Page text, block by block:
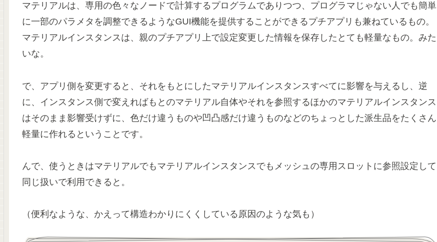
マテリアルは、専用の色々なノードで計算するプログラムでありつつ、プログラマじゃない人でも簡単
に一部のパラメタを調整できるようなGUI機能を提供することができるプチアプリも兼ねているもの。
マテリアルインスタンスは、親のプチアプリ上で設定変更した情報を保存したとても軽量なもの。みた
いな。
で、アプリ側を変更すると、それをもとにしたマテリアルインスタンスすべてに影響を与えるし、逆
に、インスタンス側で変えればもとのマテリアル自体やそれを参照するほかのマテリアルインスタンス
はそのまま影響受けずに、色だけ違うものや凹凸感だけ違うものなどのちょっとした派生品をたくさん
軽量に作れるということです。
んで、使うときはマテリアルでもマテリアルインスタンスでもメッシュの専用スロットに参照設定して
同じ扱いで利用できると。
（便利なような、かえって構造わかりにくくしている原因のような気も）